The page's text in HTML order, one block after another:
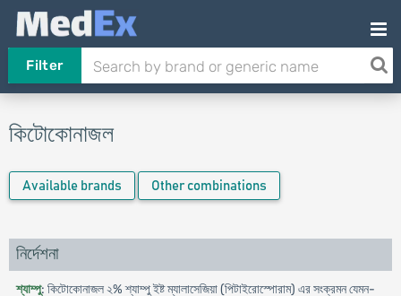
Filter
কিটোকোনাজল
Available brands Other combinations
নির্দেশনা
শ্যাম্পু: কিটোকোনাজল ২% শ্যাম্পু ইষ্ট ম্যালাসেজিয়া (পিটাইরোস্পোরাম) এর সংক্রমন যেমন-